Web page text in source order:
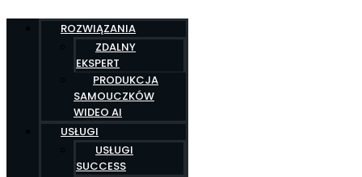
ROZWIĄZANIA
ZDALNY
EKSPERT
PRODUKCJA
SAMOUCZKÓW
WIDEO AI
USŁUGI
USŁUGI
SUCCESS